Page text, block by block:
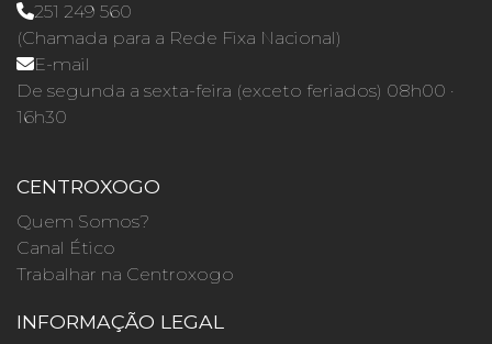
251 249 560
(Chamada para a Rede Fixa Nacional)
E-mail
De segunda a sexta-feira (exceto feriados) 08h00 ·
16h30
CENTROXOGO
Quem Somos?
Canal Ético
Trabalhar na Centroxogo
INFORMAÇÃO LEGAL